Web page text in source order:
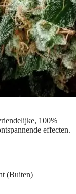
100%
effecten.
(Buiten)